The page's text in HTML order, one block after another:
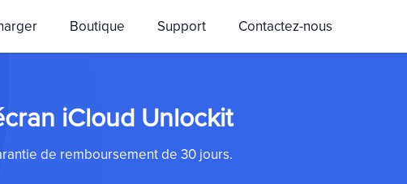
Boutique Support Contactez-nous
iCloud Unlockit
de remboursement de 30 jours.